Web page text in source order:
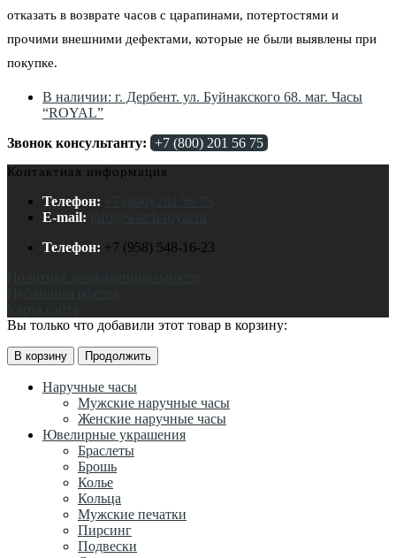
отказать в возврате часов с царапинами, потертостями и
прочими внешними дефектами, которые не были выявлены при
покупке.
В наличии: г. Дербент. ул. Буйнакского 68. маг. Часы
“ROYAL”
Звонок консультанту: +7 (800) 201 56 75
Контактная информация
Телефон:
+7 (800) 201 56 75
E-mail:
Телефон: +7 (958) 548-16-23
Карта сайта
Вы только что добавили этот товар в корзину:
В корзину Продолжить
Наручные часы
Мужские наручные часы
Женские наручные часы
Ювелирные украшения
Браслеты
Брошь
Колье
Кольца
Мужские печатки
Пирсинг
Подвески